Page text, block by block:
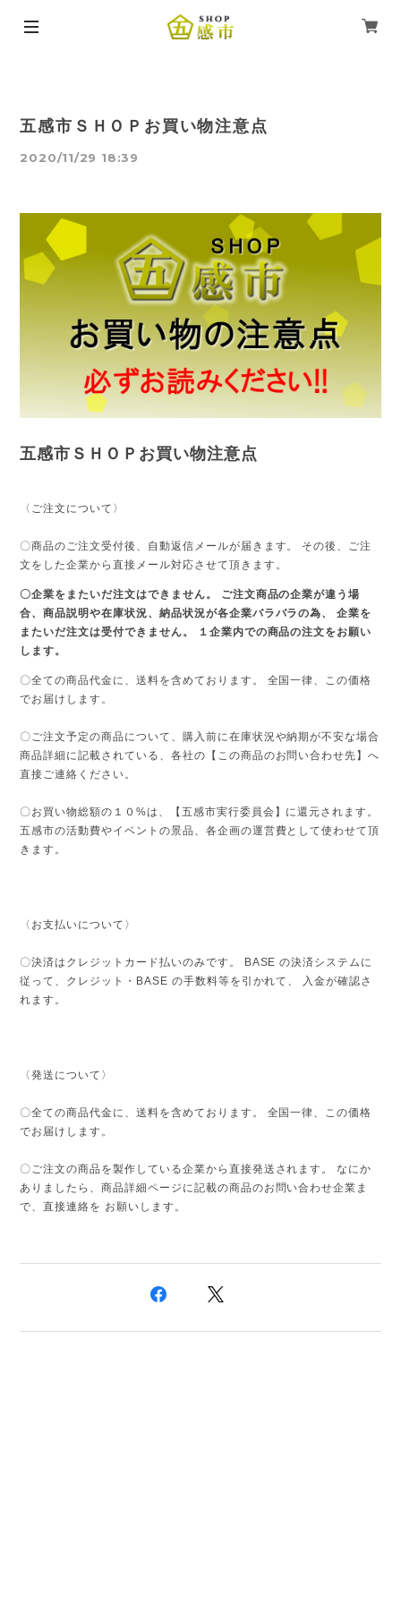
五感市ＳＨＯＰお買い物注意点
2020/11/29 18:39
五感市ＳＨＯＰお買い物注意点
〈ご注文について〉
〇商品のご注文受付後、自動返信メールが届きます。 その後、ご注
文をした企業から直接メール対応させて頂きます。
〇企業をまたいだ注文はできません。 ご注文商品の企業が違う場
合、商品説明や在庫状況、納品状況が各企業バラバラの為、 企業を
またいだ注文は受付できません。 １企業内での商品の注文をお願い
します。
〇全ての商品代金に、送料を含めております。 全国一律、この価格
でお届けします。
〇ご注文予定の商品について、購入前に在庫状況や納期が不安な場合
商品詳細に記載されている、各社の【この商品のお問い合わせ先】へ
直接ご連絡ください。
〇お買い物総額の１０%は、【五感市実行委員会】に還元されます。
五感市の活動費やイベントの景品、各企画の運営費として使わせて頂
きます。
〈お支払いについて〉
〇決済はクレジットカード払いのみです。 BASE の決済システムに
従って、クレジット・BASE の手数料等を引かれて、 入金が確認さ
れます。
〈発送について〉
〇全ての商品代金に、送料を含めております。 全国一律、この価格
でお届けします。
〇ご注文の商品を製作している企業から直接発送されます。 なにか
ありましたら、商品詳細ページに記載の商品のお問い合わせ企業ま
で、直接連絡を お願いします。